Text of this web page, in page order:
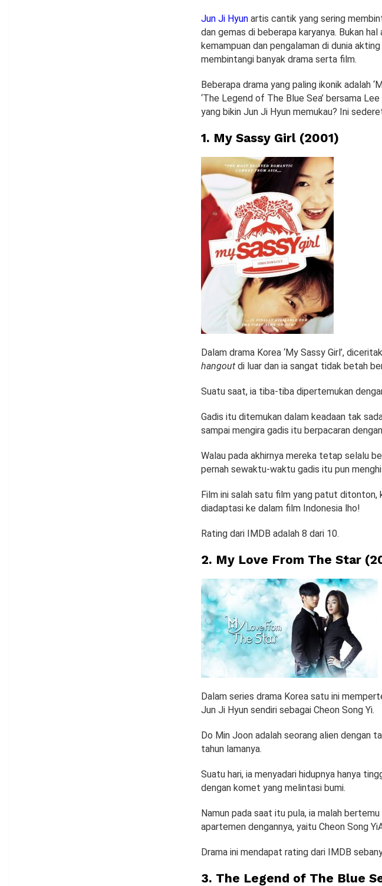
Jun Ji Hyun artis cantik yang sering
dan gemas di beberapa karyanya. Bukan
kemampuan dan pengalaman di dunia
membintangi banyak drama serta film.
Beberapa drama yang paling ikonik adalah
‘The Legend of The Blue Sea’ bersama
yang bikin Jun Ji Hyun memukau? Ini
1. My Sassy Girl (2001)
Dalam drama Korea ‘My Sassy Girl’,
hangout di luar dan ia sangat tidak betah
Suatu saat, ia tiba-tiba dipertemukan
Gadis itu ditemukan dalam keadaan tak
sampai mengira gadis itu berpacaran
Walau pada akhirnya mereka tetap selalu
pernah sewaktu-waktu gadis itu pun
Film ini salah satu film yang patut ditonton,
diadaptasi ke dalam film Indonesia lho!
Rating dari IMDB adalah 8 dari 10.
2. My Love From The Star (2
Dalam series drama Korea satu ini
Jun Ji Hyun sendiri sebagai Cheon Song Yi.
Do Min Joon adalah seorang alien dengan
tahun lamanya.
Suatu hari, ia menyadari hidupnya hanya
dengan komet yang melintasi bumi.
Namun pada saat itu pula, ia malah
apartemen dengannya, yaitu Cheon Song
Drama ini mendapat rating dari IMDB
3. The Legend of The Blue